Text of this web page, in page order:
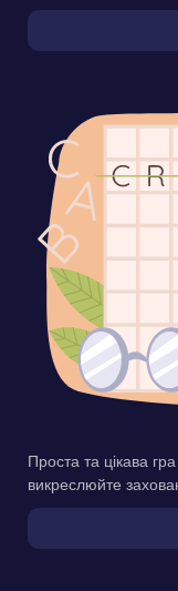
Проста та цікава
викреслюйте